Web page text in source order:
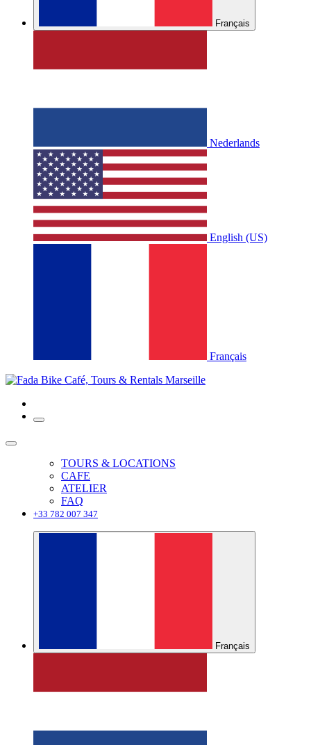
Français
Nederlands
English (US)
Français
TOURS & LOCATIONS
CAFE
ATELIER
FAQ
+33 782 007 347
Français